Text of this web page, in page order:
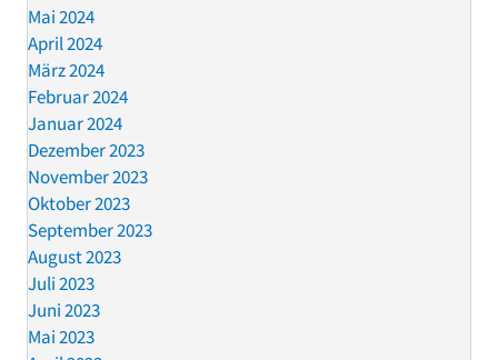
Mai 2024
April 2024
März 2024
Februar 2024
Januar 2024
Dezember 2023
November 2023
Oktober 2023
September 2023
August 2023
Juli 2023
Juni 2023
Mai 2023